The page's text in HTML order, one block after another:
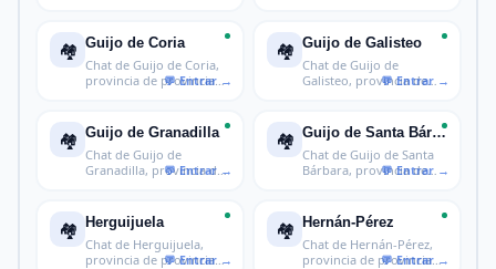
🏘️ Guijo de Coria
Chat de Guijo de Coria,
provincia de provincia
🏘️ Guijo de Galisteo
Chat de Guijo de
Galisteo, provincia de
🏘️ Guijo de Granadilla
Chat de Guijo de
Granadilla, provincia de
🏘️ Guijo de Santa Bárbara
Chat de Guijo de Santa
Bárbara, provincia de
🏘️ Herguijuela
Chat de Herguijuela,
provincia de provincia
🏘️ Hernán-Pérez
Chat de Hernán-Pérez,
provincia de provincia